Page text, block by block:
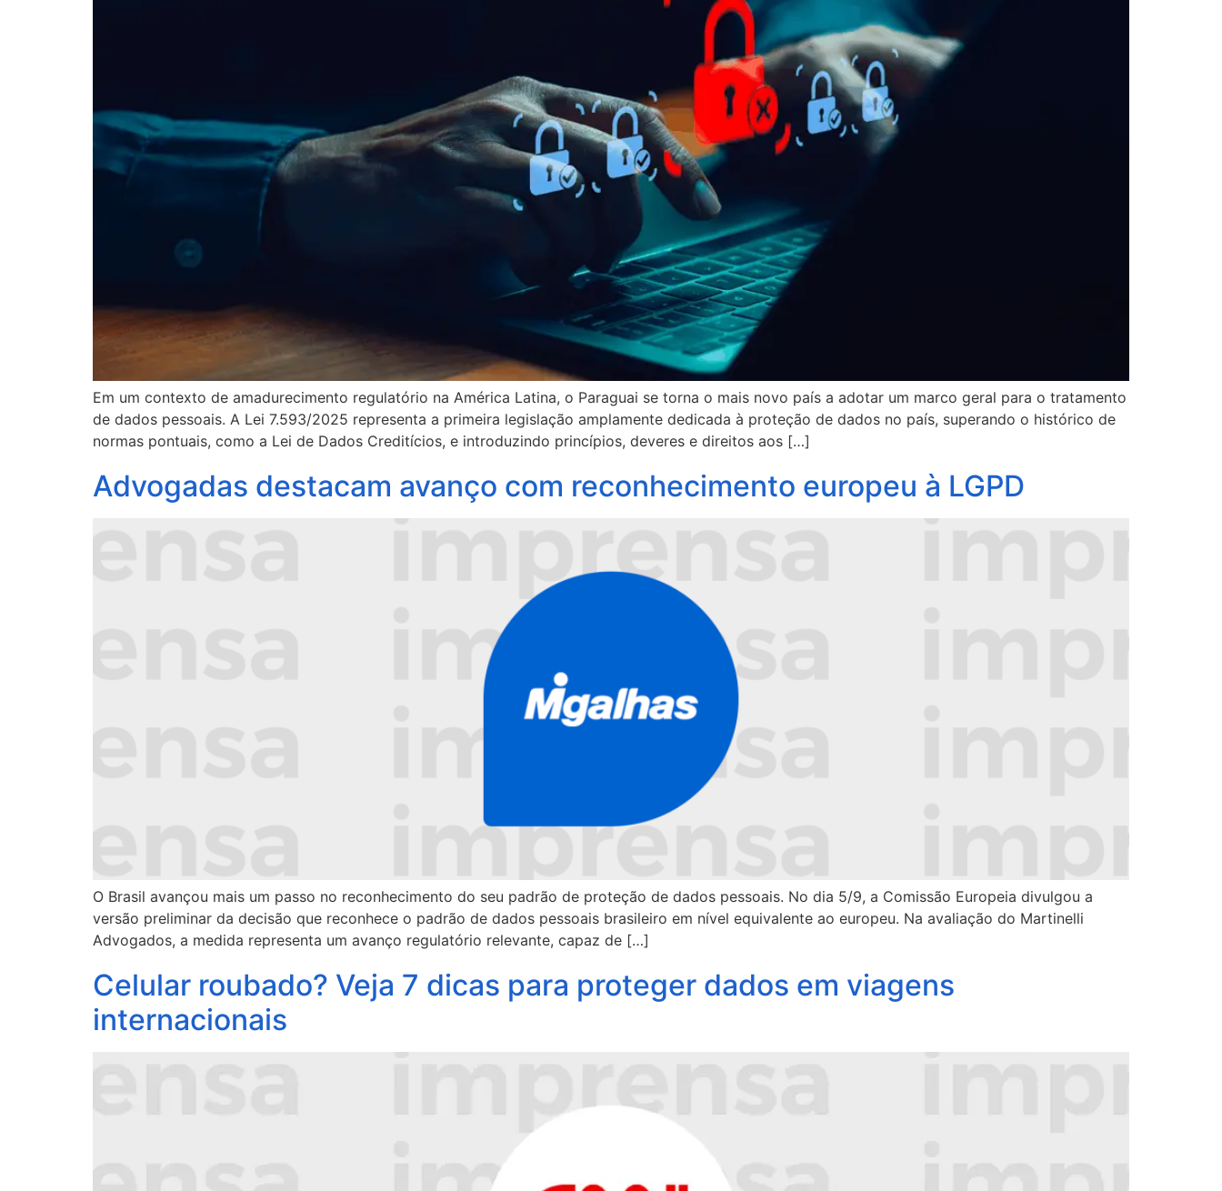
Em um contexto de amadurecimento regulatório na América Latina, o Paraguai se torna o mais novo país a adotar um marco geral para o tratamento
de dados pessoais. A Lei 7.593/2025 representa a primeira legislação amplamente dedicada à proteção de dados no país, superando o histórico de
normas pontuais, como a Lei de Dados Creditícios, e introduzindo princípios, deveres e direitos aos […]
Advogadas destacam avanço com reconhecimento europeu à LGPD
O Brasil avançou mais um passo no reconhecimento do seu padrão de proteção de dados pessoais. No dia 5/9, a Comissão Europeia divulgou a
versão preliminar da decisão que reconhece o padrão de dados pessoais brasileiro em nível equivalente ao europeu. Na avaliação do Martinelli
Advogados, a medida representa um avanço regulatório relevante, capaz de […]
Celular roubado? Veja 7 dicas para proteger dados em viagens
internacionais